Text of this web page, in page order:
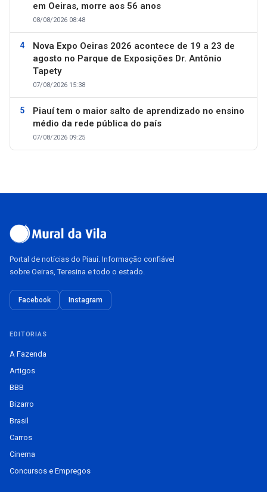
em Oeiras, morre aos 56 anos
08/08/2026 08:48
Nova Expo Oeiras 2026 acontece de 19 a 23 de
agosto no Parque de Exposições Dr. Antônio
Tapety
07/08/2026 15:38
Piauí tem o maior salto de aprendizado no ensino
médio da rede pública do país
07/08/2026 09:25
Portal de notícias do Piauí. Informação confiável
sobre Oeiras, Teresina e todo o estado.
Facebook Instagram
EDITORIAS
A Fazenda
Artigos
BBB
Bizarro
Brasil
Carros
Cinema
Concursos e Empregos